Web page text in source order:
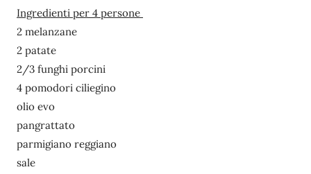
Ingredienti per 4 persone
2 melanzane
2 patate
2/3 funghi porcini
4 pomodori ciliegino
olio evo
pangrattato
parmigiano reggiano
sale